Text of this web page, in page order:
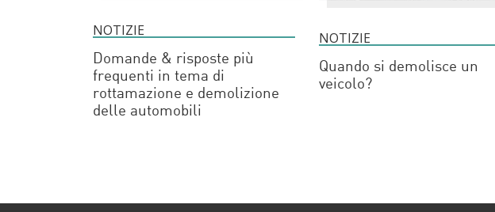
NOTIZIE
Domande & risposte più
frequenti in tema di
rottamazione e demolizione
delle automobili
NOTIZIE
Quando si demolisce un
veicolo?